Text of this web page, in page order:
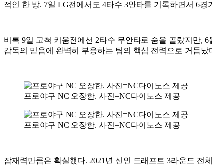
적인 한 방. 7일 LG전에서도 4타수 3안타를 기록하면서 6경
비록 9일 고척 키움전에선 2타수 무안타로 숨을 골랐지만,
감독의 믿음에 완벽히 부응하는 팀의 핵심 전력으로 거듭났
프로야구 NC 오장한. 사진=NC다이노스 제공
프로야구 NC 오장한. 사진=NC다이노스 제공
잠재력만큼은 확실했다. 2021년 신인 드래프트 3라운드 전